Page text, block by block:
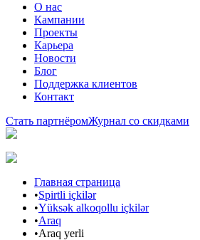
О нас
Кампании
Проекты
Карьера
Новости
Блог
Поддержка клиентов
Контакт
Стать партнёромЖурнал со скидками
Главная страница
•Spirtli içkilər
•Yüksək alkoqollu içkilər
•Araq
•Araq yerli